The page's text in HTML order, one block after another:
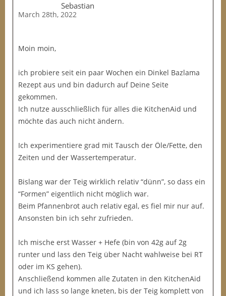
Sebastian
March 28th, 2022
Moin moin,
ich probiere seit ein paar Wochen ein Dinkel Bazlama
Rezept aus und bin dadurch auf Deine Seite
gekommen.
Ich nutze ausschließlich für alles die KitchenAid und
möchte das auch nicht ändern.
Ich experimentiere grad mit Tausch der Öle/Fette, den
Zeiten und der Wassertemperatur.
Bislang war der Teig wirklich relativ “dünn”, so dass ein
“Formen” eigentlich nicht möglich war.
Beim Pfannenbrot auch relativ egal, es fiel mir nur auf.
Ansonsten bin ich sehr zufrieden.
Ich mische erst Wasser + Hefe (bin von 42g auf 2g
runter und lass den Teig über Nacht wahlweise bei RT
oder im KS gehen).
Anschließend kommen alle Zutaten in den KitchenAid
und ich lass so lange kneten, bis der Teig komplett von